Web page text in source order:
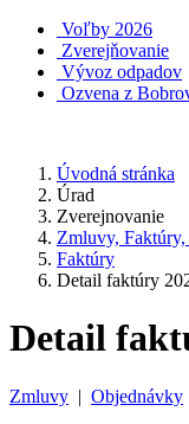
Voľby 2026
Zverejňovanie
Vývoz odpadov
Ozvena z
Úvodná stránka
Úrad
Zverejnovanie
Zmluvy,
Faktúry
Detail faktúry
Detail
Zmluvy | Objednávky